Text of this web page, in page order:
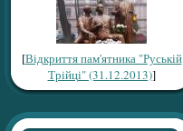
[Відкриття пам'ятника "Руській
Трійці" (31.12.2013)]